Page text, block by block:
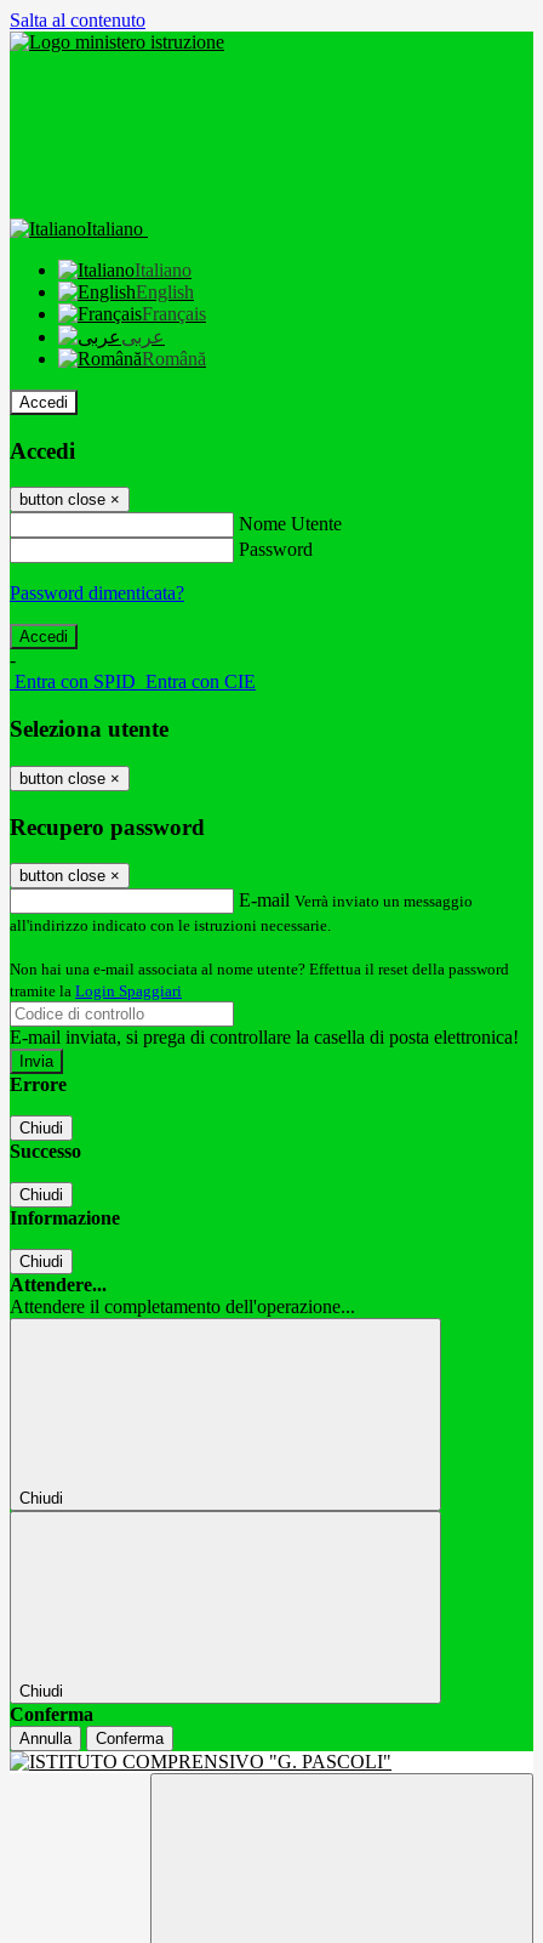
Salta al contenuto
Italiano
Italiano
English
Français
عربى
Română
Accedi
Accedi
button close ×
Nome Utente
Password
Password dimenticata?
-
Entra con SPID Entra con CIE
Seleziona utente
button close ×
Recupero password
button close ×
E-mail Verrà inviato un messaggio
all'indirizzo indicato con le istruzioni necessarie.
Non hai una e-mail associata al nome utente? Effettua il reset della password
tramite la Login Spaggiari
E-mail inviata, si prega di controllare la casella di posta elettronica!
Errore
Chiudi
Successo
Chiudi
Informazione
Chiudi
Attendere...
Attendere il completamento dell'operazione...
Chiudi
Chiudi
Conferma
Annulla Conferma